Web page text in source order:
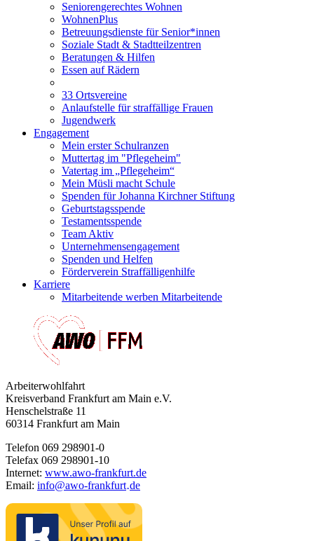
Seniorengerechtes Wohnen
WohnenPlus
Betreuungsdienste für Senior*innen
Soziale Stadt & Stadtteilzentren
Beratungen & Hilfen
Essen auf Rädern
33 Ortsvereine
Anlaufstelle für straffällige Frauen
Jugendwerk
Engagement
Mein erster Schulranzen
Muttertag im "Pflegeheim"
Vatertag im „Pflegeheim“
Mein Müsli macht Schule
Spenden für Johanna Kirchner Stiftung
Geburtstagsspende
Testamentsspende
Team Aktiv
Unternehmensengagement
Spenden und Helfen
Förderverein Straffälligenhilfe
Karriere
Mitarbeitende werben Mitarbeitende
Arbeiterwohlfahrt
Kreisverband Frankfurt am Main e.V.
Henschelstraße 11
60314 Frankfurt am Main
Telefon 069 298901-0
Telefax 069 298901-10
Internet: www.awo-frankfurt.de
Email: info@awo-frankfurt·de